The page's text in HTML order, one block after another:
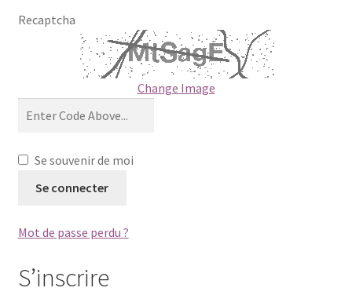
Recaptcha
Change Image
Se souvenir de moi
Se connecter
Mot de passe perdu ?
S’inscrire